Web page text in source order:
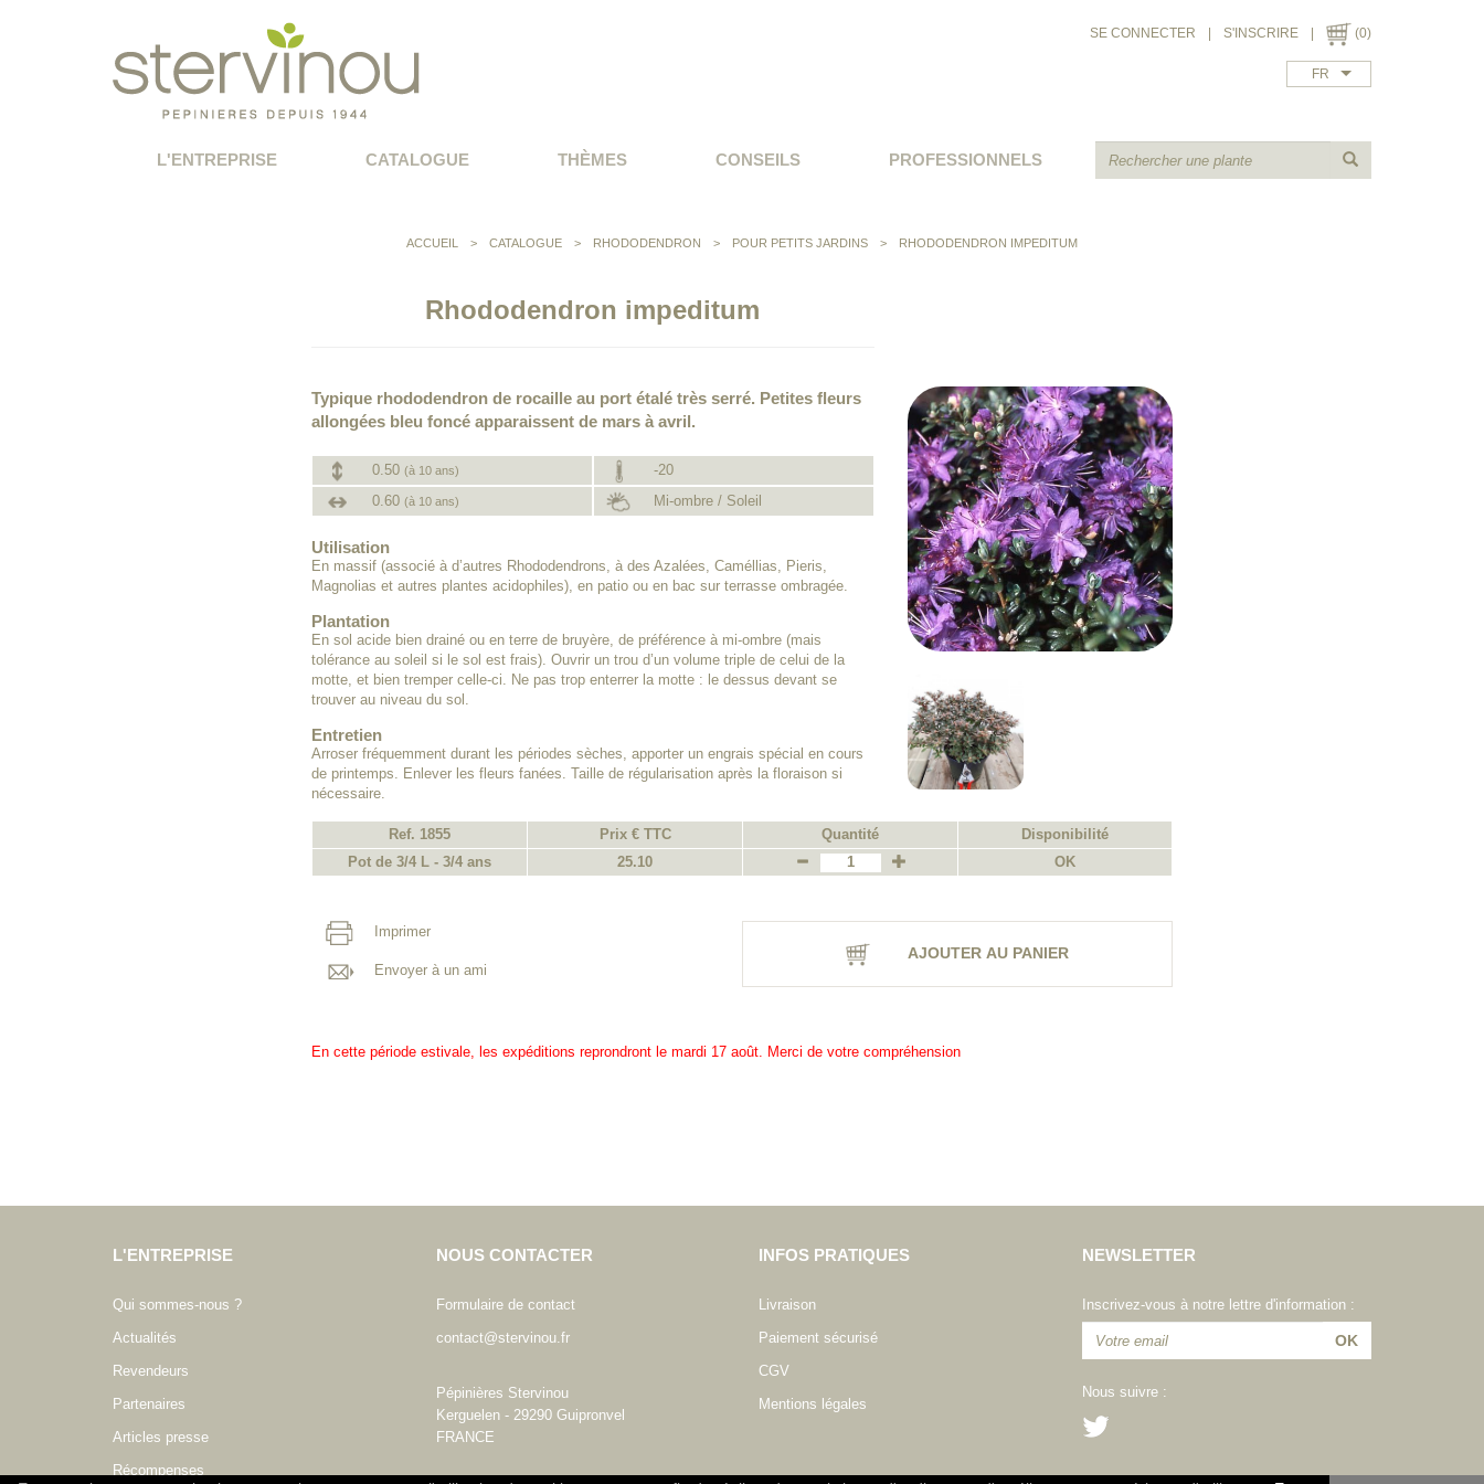
SE CONNECTER S'INSCRIRE (0)
FR
L'ENTREPRISE CATALOGUE THÈMES CONSEILS PROFESSIONNELS
ACCUEIL > CATALOGUE > RHODODENDRON > POUR PETITS JARDINS > RHODODENDRON IMPEDITUM
Rhododendron impeditum
Typique rhododendron de rocaille au port étalé très serré. Petites fleurs
allongées bleu foncé apparaissent de mars à avril.
0.50 (à 10 ans)
-20
0.60 (à 10 ans) Mi-ombre / Soleil
Utilisation
En massif (associé à d’autres Rhododendrons, à des Azalées, Caméllias, Pieris,
Magnolias et autres plantes acidophiles), en patio ou en bac sur terrasse ombragée.
Plantation
En sol acide bien drainé ou en terre de bruyère, de préférence à mi-ombre (mais
tolérance au soleil si le sol est frais). Ouvrir un trou d’un volume triple de celui de la
motte, et bien tremper celle-ci. Ne pas trop enterrer la motte : le dessus devant se
trouver au niveau du sol.
Entretien
Arroser fréquemment durant les périodes sèches, apporter un engrais spécial en cours
de printemps. Enlever les fleurs fanées. Taille de régularisation après la floraison si
nécessaire.
Ref. 1855 Prix € TTC Quantité
Disponibilité
Pot de 3/4 L - 3/4 ans
25.10 OK
Imprimer
Envoyer à un ami
AJOUTER AU PANIER
En cette période estivale, les expéditions reprondront le mardi 17 août. Merci de votre compréhension
L'ENTREPRISE
Qui sommes-nous ?
Actualités
Revendeurs
Partenaires
Articles presse
Récompenses
NOUS CONTACTER
Formulaire de contact
contact@stervinou.fr
Pépinières Stervinou
Kerguelen - 29290 Guipronvel
FRANCE
INFOS PRATIQUES
Livraison
Paiement sécurisé
CGV
Mentions légales
NEWSLETTER
Inscrivez-vous à notre lettre d'information :
Nous suivre :